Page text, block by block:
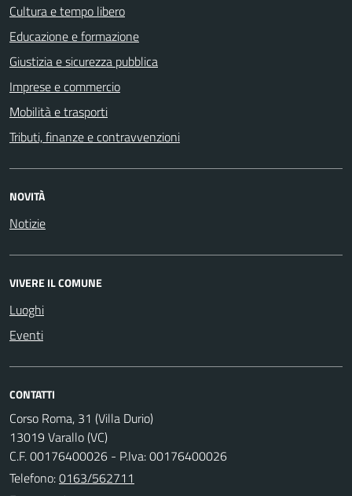
Cultura e tempo libero
Educazione e formazione
Giustizia e sicurezza pubblica
Imprese e commercio
Mobilità e trasporti
Tributi, finanze e contravvenzioni
NOVITÀ
Notizie
VIVERE IL COMUNE
Luoghi
Eventi
CONTATTI
Corso Roma, 31 (Villa Durio)
13019 Varallo (VC)
C.F. 00176400026 - P.Iva: 00176400026
Telefono:0163/562711